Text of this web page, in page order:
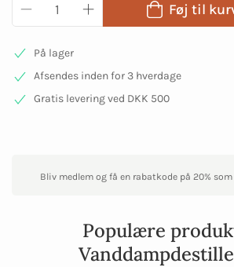
Føj til
På lager
Afsendes inden for 3 hverdage
Gratis levering ved DKK 500
Bliv medlem og få en rabatkode på 20%
Populære